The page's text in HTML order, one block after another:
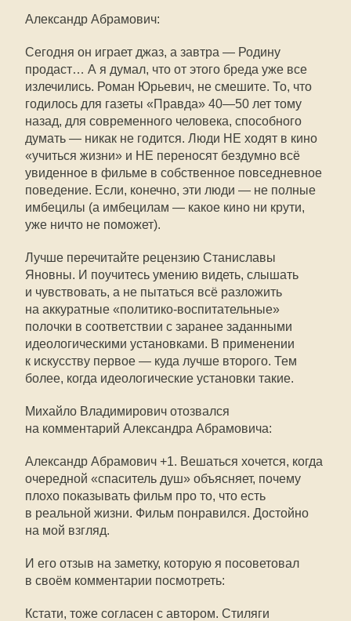
Александр Абрамович:
Сегодня он играет джаз, а завтра — Родину
продаст… А я думал, что от этого бреда уже все
излечились. Роман Юрьевич, не смешите. То, что
годилось для газеты «Правда» 40—50 лет тому
назад, для современного человека, способного
думать — никак не годится. Люди НЕ ходят в кино
«учиться жизни» и НЕ переносят бездумно всё
увиденное в фильме в собственное повседневное
поведение. Если, конечно, эти люди — не полные
имбецилы (а имбецилам — какое кино ни крути,
уже ничто не поможет).
Лучше перечитайте рецензию Станиславы
Яновны. И поучитесь умению видеть, слышать
и чувствовать, а не пытаться всё разложить
на аккуратные «политико-воспитательные»
полочки в соответствии с заранее заданными
идеологическими установками. В применении
к искусству первое — куда лучше второго. Тем
более, когда идеологические установки такие.
Михайло Владимирович отозвался
на комментарий Александра Абрамовича:
Александр Абрамович +1. Вешаться хочется, когда
очередной «спаситель душ» объясняет, почему
плохо показывать фильм про то, что есть
в реальной жизни. Фильм понравился. Достойно
на мой взгляд.
И его отзыв на заметку, которую я посоветовал
в своём комментарии посмотреть:
Кстати, тоже согласен с автором. Стиляги